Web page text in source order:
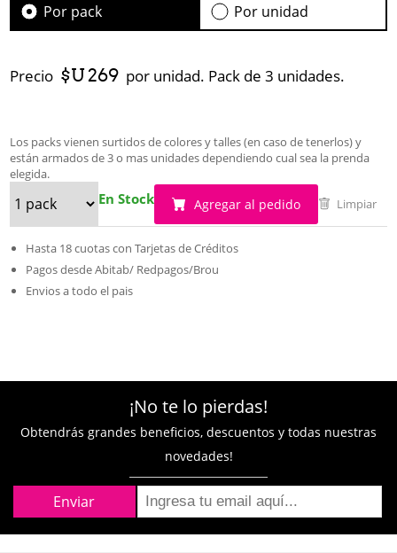
Por pack Por unidad
Precio $U 269 por unidad. Pack de 3 unidades.
Los packs vienen surtidos de colores y talles (en caso de tenerlos) y
están armados de 3 o mas unidades dependiendo cual sea la prenda
elegida.
En Stock Agregar al pedido Limpiar
Hasta 18 cuotas con Tarjetas de Créditos
Pagos desde Abitab/ Redpagos/Brou
Envios a todo el pais
¡No te lo pierdas!
Obtendrás grandes beneficios, descuentos y todas nuestras
novedades!